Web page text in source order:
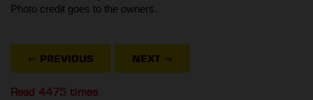
Photo credit goes to the owners.
⇐ PREVIOUS NEXT ⇒
Read 4475 times